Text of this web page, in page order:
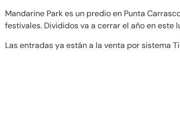
Mandarine Park es un predio en Punta
festivales. Divididos va a cerrar el año en este
Las entradas ya están a la venta por sistema